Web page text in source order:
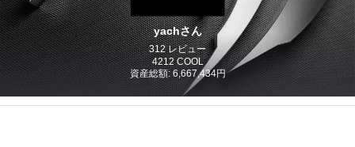
yachさん
312 レビュー
4212 COOL
資産総額: 6,667,434円